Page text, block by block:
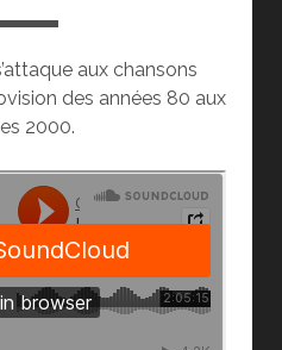
aux chansons
des années 80 aux
2000.